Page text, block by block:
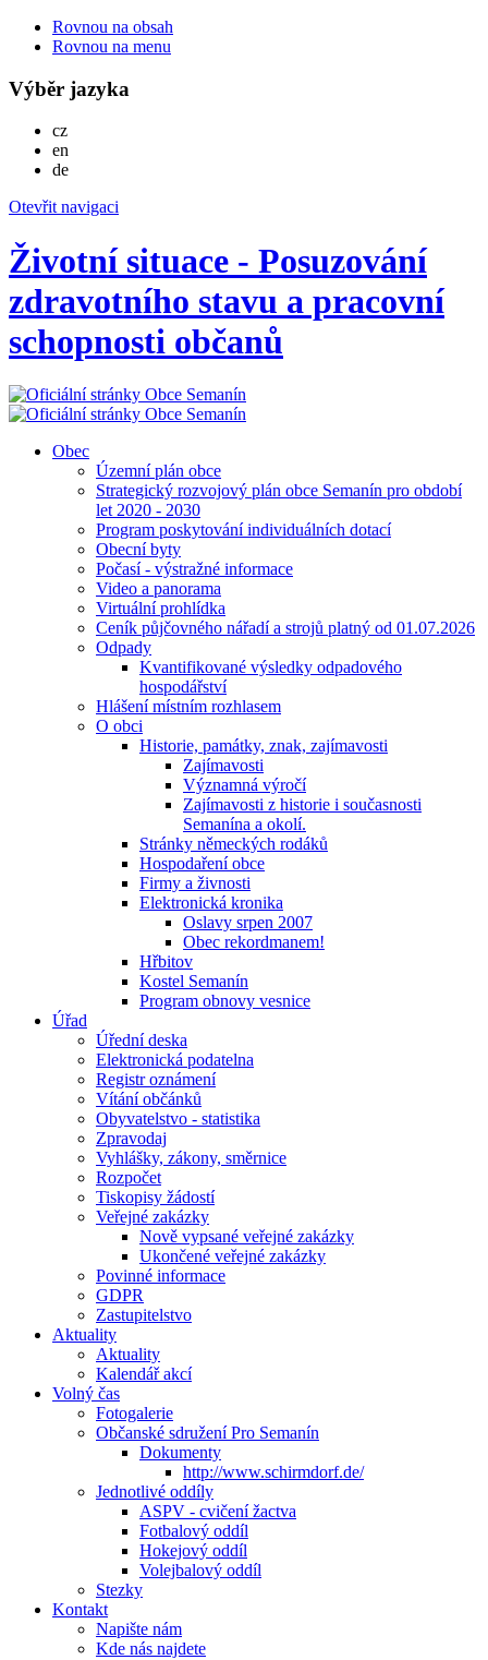
Rovnou na obsah
Rovnou na menu
Výběr jazyka
czČesky
en
deDeutsch
Otevřit navigaci
Životní situace - Posuzování
zdravotního stavu a pracovní
schopnosti občanů
Obec
Územní plán obce
Strategický rozvojový plán obce Semanín pro období
let 2020 - 2030
Program poskytování individuálních dotací
Obecní byty
Počasí - výstražné informace
Video a panorama
Virtuální prohlídka
Ceník půjčovného nářadí a strojů platný od 01.07.2026
Odpady
Kvantifikované výsledky odpadového
hospodářství
Hlášení místním rozhlasem
O obci
Historie, památky, znak, zajímavosti
Zajímavosti
Významná výročí
Zajímavosti z historie i současnosti
Semanína a okolí.
Stránky německých rodáků
Hospodaření obce
Firmy a živnosti
Elektronická kronika
Oslavy srpen 2007
Obec rekordmanem!
Hřbitov
Kostel Semanín
Program obnovy vesnice
Úřad
Úřední deska
Elektronická podatelna
Registr oznámení
Vítání občánků
Obyvatelstvo - statistika
Zpravodaj
Vyhlášky, zákony, směrnice
Rozpočet
Tiskopisy žádostí
Veřejné zakázky
Nově vypsané veřejné zakázky
Ukončené veřejné zakázky
Povinné informace
GDPR
Zastupitelstvo
Aktuality
Aktuality
Kalendář akcí
Volný čas
Fotogalerie
Občanské sdružení Pro Semanín
Dokumenty
http://www.schirmdorf.de/
Jednotlivé oddíly
ASPV - cvičení žactva
Fotbalový oddíl
Hokejový oddíl
Volejbalový oddíl
Stezky
Kontakt
Napište nám
Kde nás najdete